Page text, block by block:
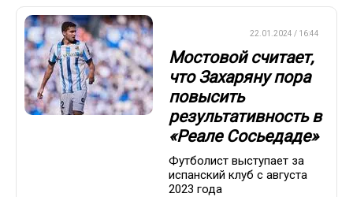
22.01.2024 / 16:44
Мостовой считает,
что Захаряну пора
повысить
результативность в
«Реале Сосьедаде»
Футболист выступает за
испанский клуб с августа
2023 года